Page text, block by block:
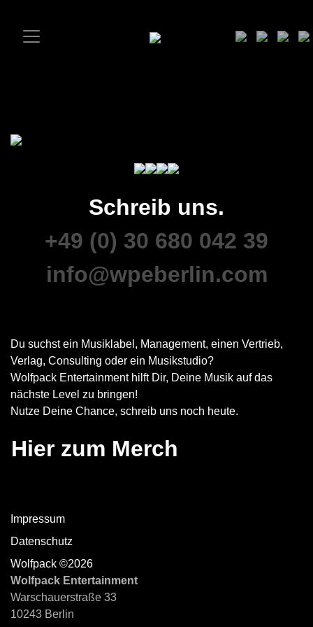
Schreib uns.
+49 (0) 30 680 042 39
info@wpeberlin.com
Du suchst ein Musiklabel, Management, einen Vertrieb,
Verlag, Consulting oder ein Musikstudio?
Wolfpack Entertainment hilft Dir, Deine Musik auf das
nächste Level zu bringen!
Nutze Deine Chance, schreib uns noch heute.
Hier zum Merch
Impressum
Datenschutz
Wolfpack ©2026
Wolfpack Entertainment
Warschauerstraße 33
10243 Berlin